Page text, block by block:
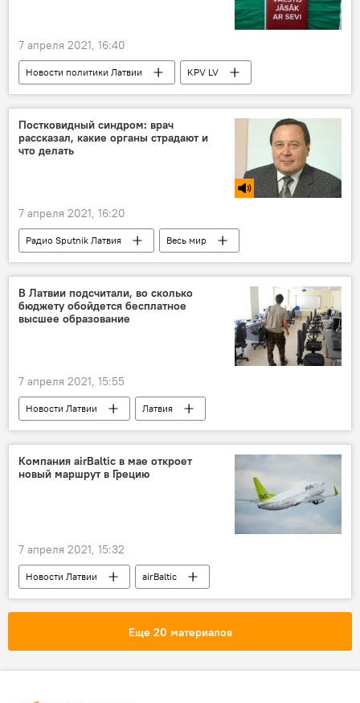
7 апреля 2021, 16:40
Новости политики Латвии KPV LV
Постковидный синдром: врач
рассказал, какие органы страдают и
что делать
7 апреля 2021, 16:20
Радио Sputnik Латвия
Весь мир
коронавирус
Владислав Жемчугов
медики
медицина
В Латвии подсчитали, во сколько
бюджету обойдется бесплатное
высшее образование
7 апреля 2021, 15:55
Новости Латвии
Латвия
образование
Компания airBaltic в мае откроет
новый маршрут в Грецию
7 апреля 2021, 15:32
Новости Латвии
airBaltic
авиасообщение
Греция Латвия
Еще 20 материалов